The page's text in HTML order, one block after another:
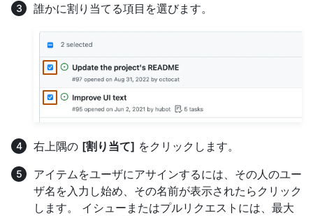
誰かに割り当てる項目を選びます。
右上隅の [割り当て] をクリックします。
アイテムをユーザにアサインするには、その人のユー
ザ名を入力し始め、その名前が表示されたらクリック
します。 イシューまたはプルリクエストには、最大